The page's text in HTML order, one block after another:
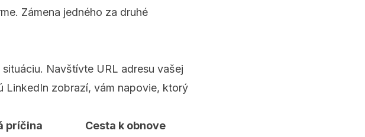
Zámena jedného za druhé
Navštívte URL adresu vašej
LinkedIn zobrazí, vám napovie, ktorý
príčina Cesta k obnove